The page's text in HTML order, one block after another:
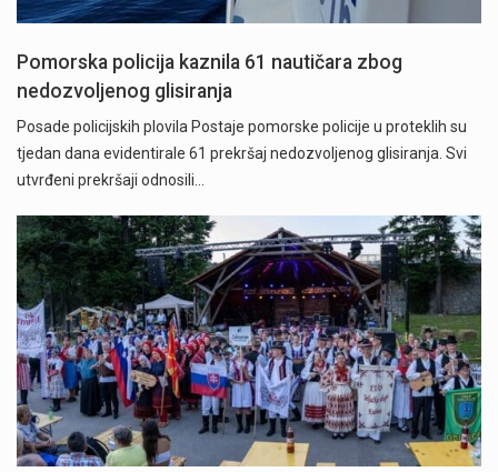
Pomorska policija kaznila 61 nautičara zbog
nedozvoljenog glisiranja
Posade policijskih plovila Postaje pomorske policije u proteklih su
tjedan dana evidentirale 61 prekršaj nedozvoljenog glisiranja. Svi
utvrđeni prekršaji odnosili…